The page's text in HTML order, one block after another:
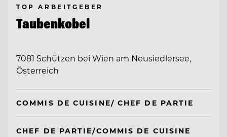
TOP ARBEITGEBER
Taubenkobel
7081 Schützen bei Wien am Neusiedlersee,
Österreich
COMMIS DE CUISINE/ CHEF DE PARTIE
CHEF DE PARTIE/COMMIS DE CUISINE